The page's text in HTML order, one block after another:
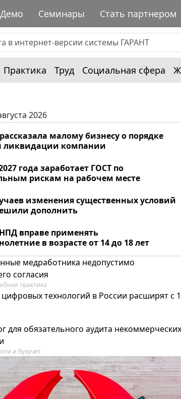
Демо Семинары Стать партнером
Практика Труд Социальная сфера
2026
малому бизнесу о порядке
ликвидации компании
года заработает ГОСТ по
рискам на рабочем месте
изменения существенных условий
дополнить
вправе применять
в возрасте от 14 до 18 лет
медработника недопустимо
согласия
практика
технологий в России расширят с 1
для обязательного аудита некоммерческих
и бухучет